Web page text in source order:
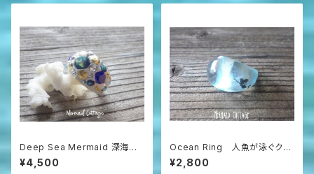
Deep Sea Mermaid 深海の
人魚のクレイリング
¥4,500
Ocean Ring 人魚が泳ぐクリ
ア・エメラルドグリーンのぽって
りリング
¥2,800